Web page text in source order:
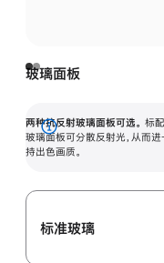
玻璃面板
两种抗反射玻璃面板可选。 标
玻璃面板可分散反射光，从而
持出色画质。
展
开
标准玻璃